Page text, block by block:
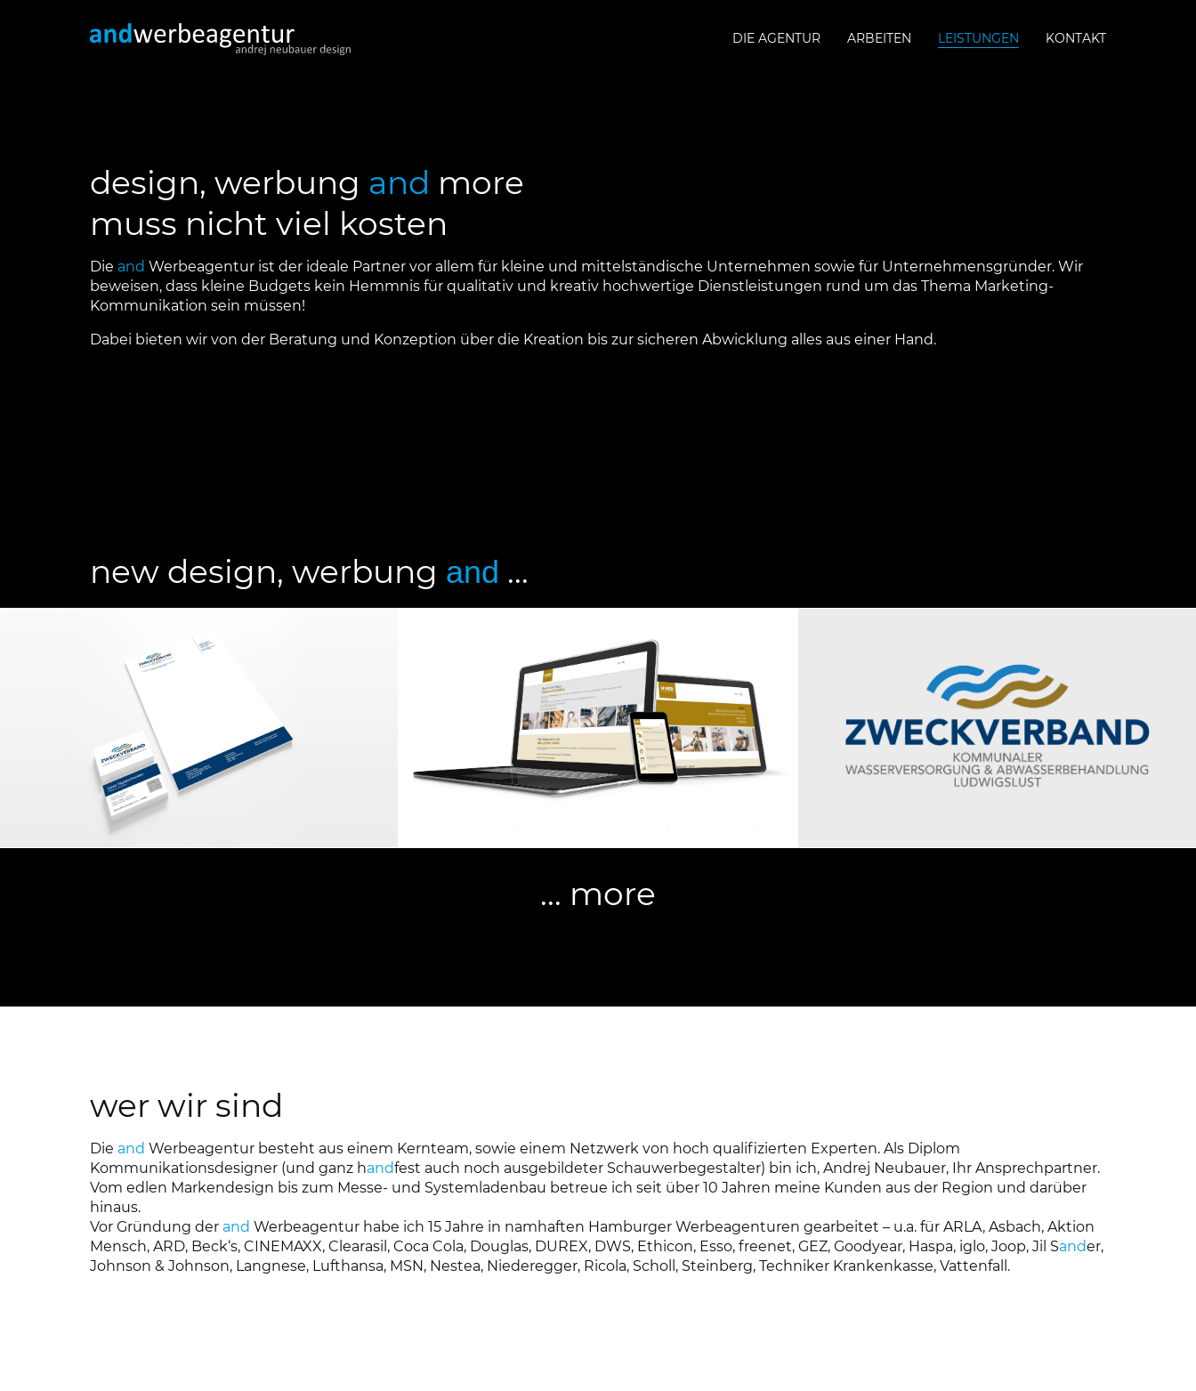
DIE AGENTUR ARBEITEN LEISTUNGEN KONTAKT
design, werbung and more
muss nicht viel kosten
Die and Werbeagentur ist der ideale Partner vor allem für kleine und mittelständische Unternehmen sowie für Unternehmensgründer. Wir
beweisen, dass kleine Budgets kein Hemmnis für qualitativ und kreativ hochwertige Dienstleistungen rund um das Thema Marketing-
Kommunikation sein müssen!
Dabei bieten wir von der Beratung und Konzeption über die Kreation bis zur sicheren Abwicklung alles aus einer Hand.
new design, werbung and ...
www.nordimmoservice.de
... more
wer wir sind
Die and Werbeagentur besteht aus einem Kernteam, sowie einem Netzwerk von hoch qualifizierten Experten. Als Diplom
Kommunikationsdesigner (und ganz handfest auch noch ausgebildeter Schauwerbegestalter) bin ich, Andrej Neubauer, Ihr Ansprechpartner.
Vom edlen Markendesign bis zum Messe- und Systemladenbau betreue ich seit über 10 Jahren meine Kunden aus der Region und darüber
hinaus.
Vor Gründung der and Werbeagentur habe ich 15 Jahre in namhaften Hamburger Werbeagenturen gearbeitet – u.a. für ARLA, Asbach, Aktion
Mensch, ARD, Beck‘s, CINEMAXX, Clearasil, Coca Cola, Douglas, DUREX, DWS, Ethicon, Esso, freenet, GEZ, Goodyear, Haspa, iglo, Joop, Jil Sander,
Johnson & Johnson, Langnese, Lufthansa, MSN, Nestea, Niederegger, Ricola, Scholl, Steinberg, Techniker Krankenkasse, Vattenfall.